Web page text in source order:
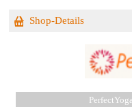
Shop-Details